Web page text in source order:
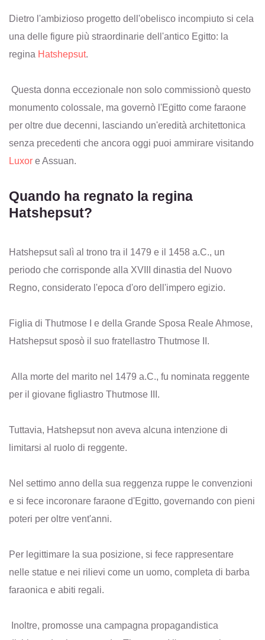
Dietro l'ambizioso progetto dell'obelisco incompiuto si cela
una delle figure più straordinarie dell'antico Egitto: la
regina Hatshepsut.
Questa donna eccezionale non solo commissionò questo
monumento colossale, ma governò l'Egitto come faraone
per oltre due decenni, lasciando un'eredità architettonica
senza precedenti che ancora oggi puoi ammirare visitando
Luxor e Assuan.
Quando ha regnato la regina
Hatshepsut?
Hatshepsut salì al trono tra il 1479 e il 1458 a.C., un
periodo che corrisponde alla XVIII dinastia del Nuovo
Regno, considerato l'epoca d'oro dell'impero egizio.
Figlia di Thutmose I e della Grande Sposa Reale Ahmose,
Hatshepsut sposò il suo fratellastro Thutmose II.
Alla morte del marito nel 1479 a.C., fu nominata reggente
per il giovane figliastro Thutmose III.
Tuttavia, Hatshepsut non aveva alcuna intenzione di
limitarsi al ruolo di reggente.
Nel settimo anno della sua reggenza ruppe le convenzioni
e si fece incoronare faraone d'Egitto, governando con pieni
poteri per oltre vent'anni.
Per legittimare la sua posizione, si fece rappresentare
nelle statue e nei rilievi come un uomo, completa di barba
faraonica e abiti regali.
Inoltre, promosse una campagna propagandistica